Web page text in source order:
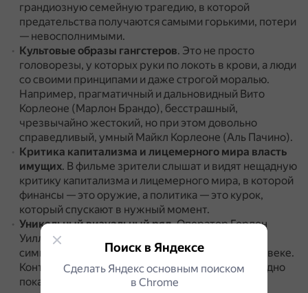
грандиозную семейную трагедию, в которой
предательства получаются самыми горькими, потери
— невосполнимыми.
Культовые образы гангстеров. Это не просто
головорезы, у которых руки по локоть в крови, а люди
со своими принципами и даже строгой моралью.
Например, прагматичный и дальновидный Вито
Корлеоне (Марлон Брандо), бесстрашный,
чрезвычайно жестокий, но при этом довольно
справедливый, умный Майкл Корлеоне (Аль Пачино).
Критика капитализма и лицемерного мира власть
имущих. В фильме зрители слышат и видят нещадную
критику капитализма и лицемерного мира, в которой
финансы — это оружие, а политика — это курок,
который спускают в нужный момент.
Уникальный визуальный ряд.Оператор Гордон
Уиллис создал тёмный и мрачный образ фильма,
символизирующий сокрытое зло в каждом человеке.
Контраст между светом и тьмой позволил наглядно
показать разницу между положительными
Поиск в Яндексе
Сделать Яндекс основным поиском
в Сhrome